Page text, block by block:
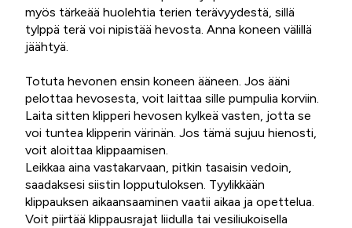
myös tärkeää huolehtia terien terävyydestä, sillä
tylppä terä voi nipistää hevosta. Anna koneen välillä
jäähtyä.
Totuta hevonen ensin koneen ääneen. Jos ääni
pelottaa hevosesta, voit laittaa sille pumpulia korviin.
Laita sitten klipperi hevosen kylkeä vasten, jotta se
voi tuntea klipperin värinän. Jos tämä sujuu hienosti,
voit aloittaa klippaamisen.
Leikkaa aina vastakarvaan, pitkin tasaisin vedoin,
saadaksesi siistin lopputuloksen. Tyylikkään
klippauksen aikaansaaminen vaatii aikaa ja opettelua.
Voit piirtää klippausrajat liidulla tai vesiliukoisella